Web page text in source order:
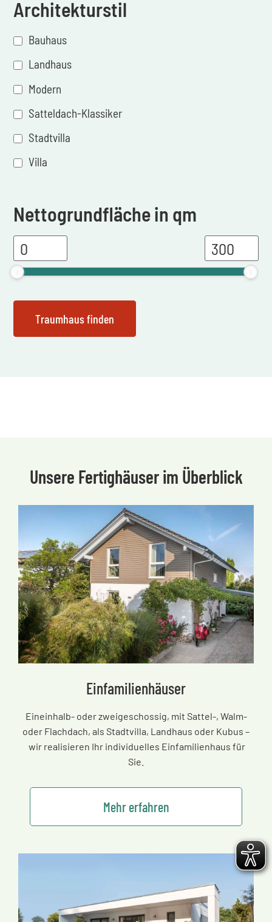
Architekturstil
Bauhaus
Landhaus
Modern
Satteldach-Klassiker
Stadtvilla
Villa
Nettogrundfläche in qm
Unsere Fertighäuser im Überblick
Einfamilienhäuser
Eineinhalb- oder zweigeschossig, mit Sattel-, Walm-
oder Flachdach, als Stadtvilla, Landhaus oder Kubus –
wir realisieren Ihr individuelles Einfamilienhaus für
Sie.
Mehr erfahren